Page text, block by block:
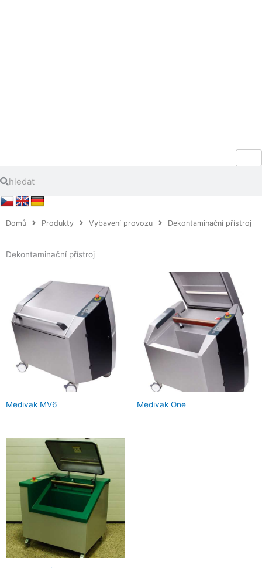
Domů Produkty Vybavení provozu Dekontaminační přístroj
Dekontaminační přístroj
Medivak MV6 Medivak One